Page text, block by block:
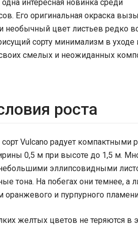
интересная новинка среди
Его оригинальная окраска
необычный цвет листьев редко
сорту минимализм в
смелых и неожиданных
роста
Vulcano радует компактными
0,5 м при высоте до 1,5 м.
эллипсовидными
тона. На побегах они темнее, а
и пурпурного
желтых цветов не теряются в